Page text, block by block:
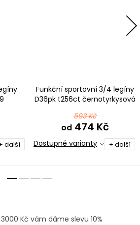
další
Funkční sportovní 3/4 legíny
D36pk t256ct černotyrkysová
593 Kč
od474 Kč
Dostupné varianty + další
Kč vám dáme slevu 10%